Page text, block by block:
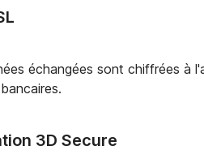
échangées sont chiffrées à
3D Secure